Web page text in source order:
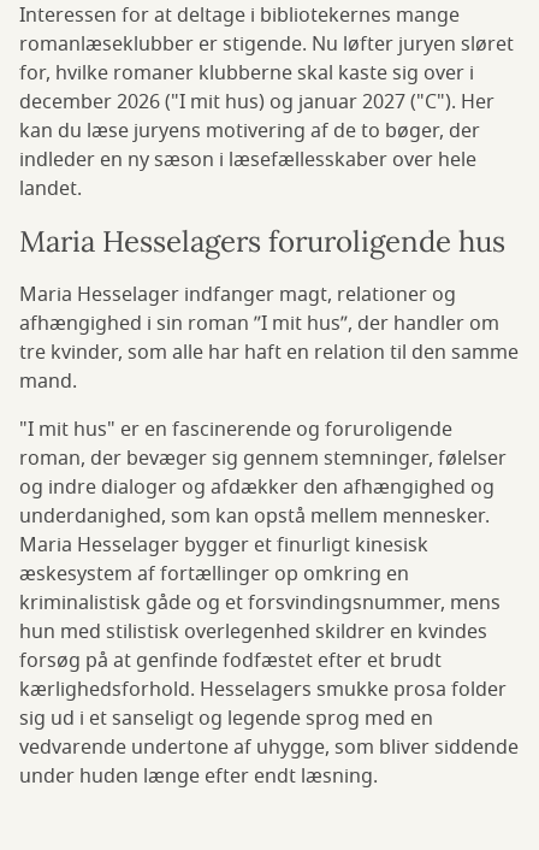
Interessen for at deltage i bibliotekernes mange
romanlæseklubber er stigende. Nu løfter juryen sløret
for, hvilke romaner klubberne skal kaste sig over i
december 2026 ("I mit hus) og januar 2027 ("C"). Her
kan du læse juryens motivering af de to bøger, der
indleder en ny sæson i læsefællesskaber over hele
landet.
Maria Hesselagers foruroligende hus
Maria Hesselager indfanger magt, relationer og
afhængighed i sin roman ”I mit hus”, der handler om
tre kvinder, som alle har haft en relation til den samme
mand.
"I mit hus" er en fascinerende og foruroligende
roman, der bevæger sig gennem stemninger, følelser
og indre dialoger og afdækker den afhængighed og
underdanighed, som kan opstå mellem mennesker.
Maria Hesselager bygger et finurligt kinesisk
æskesystem af fortællinger op omkring en
kriminalistisk gåde og et forsvindingsnummer, mens
hun med stilistisk overlegenhed skildrer en kvindes
forsøg på at genfinde fodfæstet efter et brudt
kærlighedsforhold. Hesselagers smukke prosa folder
sig ud i et sanseligt og legende sprog med en
vedvarende undertone af uhygge, som bliver siddende
under huden længe efter endt læsning.